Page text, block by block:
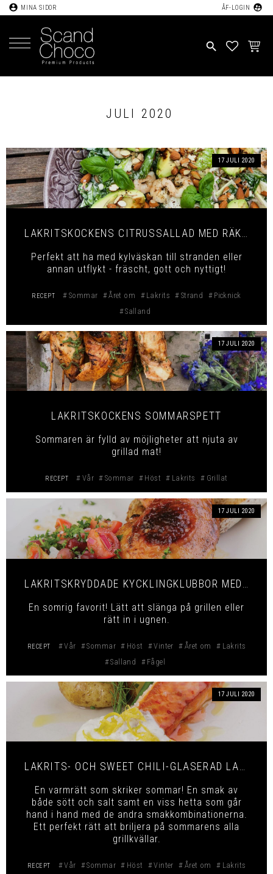
account_circle MINA SIDOR ÅF-LOGIN supervised_user_circle
search
JULI 2020
17 JULI 2020
Perfekt att ha med kylväskan till stranden eller
annan utflykt - fräscht, gott och nyttigt!
RECEPT Sommar Året om Lakrits Strand
Picknick
Salland
17 JULI 2020
LAKRITSKOCKENS SOMMARSPETT
Sommaren är fylld av möjligheter att njuta av
grillad mat!
RECEPT Vår Sommar Höst Lakrits Grillat
17 JULI 2020
En somrig favorit! Lätt att slänga på grillen eller
rätt in i ugnen.
RECEPT Vår Sommar Höst Vinter Året om
Lakrits
Salland
Fågel
17 JULI 2020
LAKRITS- OCH SWEET CHILI-GLASERAD LAX MED CITRONPEPPARSÅS
En varmrätt som skriker sommar! En smak av
både sött och salt samt en viss hetta som går
hand i hand med de andra smakkombinationerna.
Ett perfekt rätt att briljera på sommarens alla
grillkvällar.
RECEPT Vår Sommar Höst Vinter Året om
Lakrits